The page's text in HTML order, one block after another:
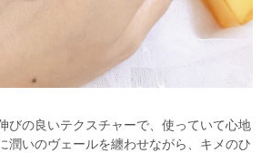
びの良いテクスチャーで、使っていて心地
潤いのヴェールを纏わせながら、キメのひ